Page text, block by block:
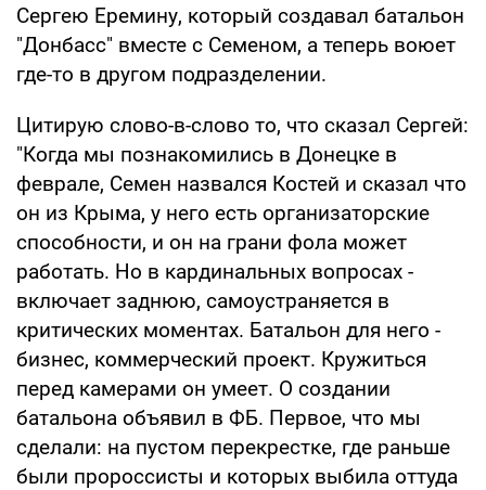
Сергею Еремину, который создавал батальон
"Донбасс" вместе с Семеном, а теперь воюет
где-то в другом подразделении.
Цитирую слово-в-слово то, что сказал Сергей:
"Когда мы познакомились в Донецке в
феврале, Семен назвался Костей и сказал что
он из Крыма, у него есть организаторские
способности, и он на грани фола может
работать. Но в кардинальных вопросах -
включает заднюю, самоустраняется в
критических моментах. Батальон для него -
бизнес, коммерческий проект. Кружиться
перед камерами он умеет. О создании
батальона объявил в ФБ. Первое, что мы
сделали: на пустом перекрестке, где раньше
были пророссисты и которых выбила оттуда